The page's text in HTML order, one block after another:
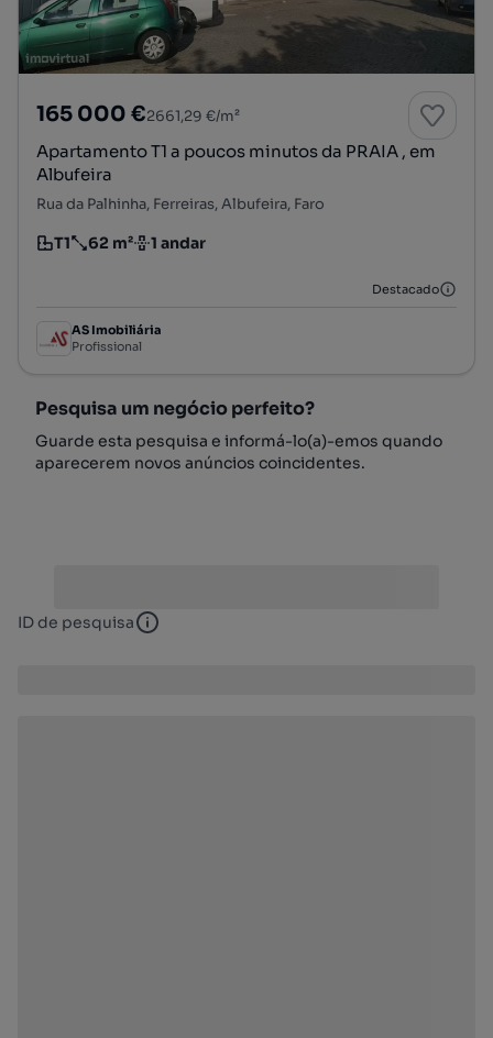
165 000 €2661,29 €/m²
Apartamento T1 a poucos minutos da PRAIA , em
Albufeira
Rua da Palhinha, Ferreiras, Albufeira, Faro
Tipologia
T1
Preço por metro quadrado
62 m²
Andar 1 andar
Destacado
AS Imobiliária
Profissional
Pesquisa um negócio perfeito?
Guarde esta pesquisa e informá-lo(a)-emos quando
aparecerem novos anúncios coincidentes.
ID de pesquisa ID de pesquisa